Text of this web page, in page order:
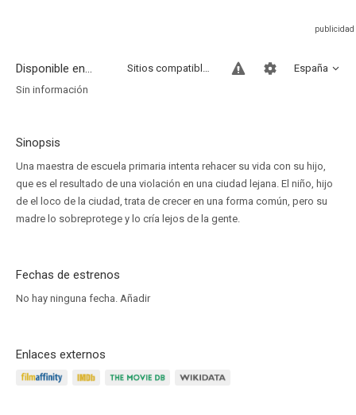
Disponible en... España
Sitios compatibles
Sin información
Sinopsis
Una maestra de escuela primaria intenta rehacer su vida con su hijo,
que es el resultado de una violación en una ciudad lejana. El niño, hijo
de el loco de la ciudad, trata de crecer en una forma común, pero su
madre lo sobreprotege y lo cría lejos de la gente.
Fechas de estrenos
No hay ninguna fecha. Añadir
Enlaces externos